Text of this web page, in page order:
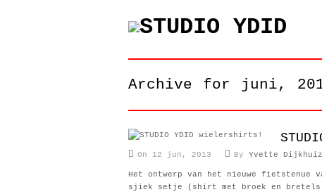
Archive for juni,
On 12 jun, 2013 By Yvette
Het ontwerp van het nieuwe fietstenue
sjiek setje (shirt met broek en